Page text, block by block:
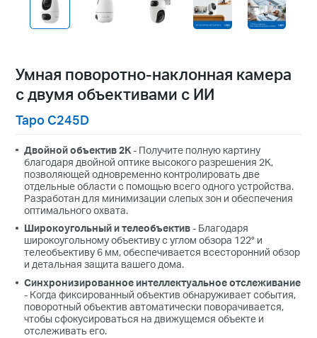
Умная поворотно-наклонная камера
с двумя объективами с ИИ
Tapo C245D
Двойной объектив 2K- Получите полную картину
благодаря двойной оптике высокого разрешения 2K,
позволяющей одновременно контролировать две
отдельные области с помощью всего одного устройства.
Разработан для минимизации слепых зон и обеспечения
оптимального охвата.
Широкоугольный и телеобъектив- Благодаря
широкоугольному объективу с углом обзора 122° и
телеобъективу 6 мм, обеспечивается всесторонний обзор
и детальная защита вашего дома.
Синхронизированное интеллектуальное отслеживание
- Когда фиксированный объектив обнаруживает события,
поворотный объектив автоматически поворачивается,
чтобы сфокусироваться на движущемся объекте и
отслеживать его.